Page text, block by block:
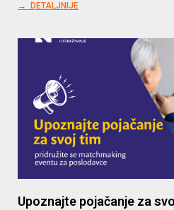
→ DETALJNIJE
Upoznajte pojačanje za